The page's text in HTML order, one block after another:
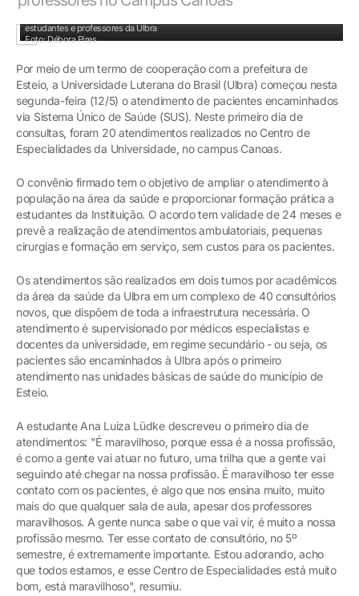
estudantes e professores da Ulbra
Foto: Débora Pires
Por meio de um termo de cooperação com a prefeitura de
Esteio, a Universidade Luterana do Brasil (Ulbra) começou nesta
segunda-feira (12/5) o atendimento de pacientes encaminhados
via Sistema Único de Saúde (SUS). Neste primeiro dia de
consultas, foram 20 atendimentos realizados no Centro de
Especialidades da Universidade, no campus Canoas.
O convênio firmado tem o objetivo de ampliar o atendimento à
população na área da saúde e proporcionar formação prática a
estudantes da Instituição. O acordo tem validade de 24 meses e
prevê a realização de atendimentos ambulatoriais, pequenas
cirurgias e formação em serviço, sem custos para os pacientes.
Os atendimentos são realizados em dois turnos por acadêmicos
da área da saúde da Ulbra em um complexo de 40 consultórios
novos, que dispõem de toda a infraestrutura necessária. O
atendimento é supervisionado por médicos especialistas e
docentes da universidade, em regime secundário - ou seja, os
pacientes são encaminhados à Ulbra após o primeiro
atendimento nas unidades básicas de saúde do município de
Esteio.
A estudante Ana Luiza Lüdke descreveu o primeiro dia de
atendimentos: "É maravilhoso, porque essa é a nossa profissão,
é como a gente vai atuar no futuro, uma trilha que a gente vai
seguindo até chegar na nossa profissão. É maravilhoso ter esse
contato com os pacientes, é algo que nos ensina muito, muito
mais do que qualquer sala de aula, apesar dos professores
maravilhosos. A gente nunca sabe o que vai vir, é muito a nossa
profissão mesmo. Ter esse contato de consultório, no 5º
semestre, é extremamente importante. Estou adorando, acho
que todos estamos, e esse Centro de Especialidades está muito
bom, está maravilhoso", resumiu.